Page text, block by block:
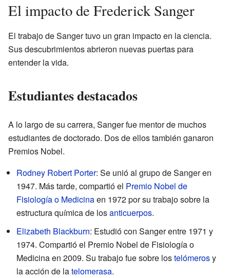
El impacto de Frederick Sanger
El trabajo de Sanger tuvo un gran impacto en la ciencia.
Sus descubrimientos abrieron nuevas puertas para
entender la vida.
Estudiantes destacados
A lo largo de su carrera, Sanger fue mentor de muchos
estudiantes de doctorado. Dos de ellos también ganaron
Premios Nobel.
Rodney Robert Porter: Se unió al grupo de Sanger en
1947. Más tarde, compartió el Premio Nobel de
Fisiología o Medicinaen 1972 por su trabajo sobre la
estructura química de losanticuerpos.
Elizabeth Blackburn: Estudió con Sanger entre 1971 y
1974. Compartió el Premio Nobel de Fisiología o
Medicina en 2009. Su trabajo fue sobre lostelómerosy
la acción de latelomerasa.